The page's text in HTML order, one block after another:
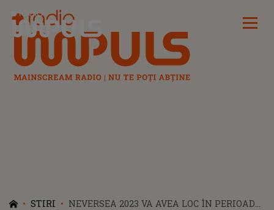
Radio Impuls
STIRI
NEVERSEA 2023 VA AVEA LOC ÎN PERIOADA